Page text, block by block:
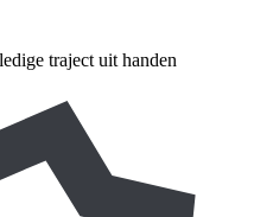
traject uit handen